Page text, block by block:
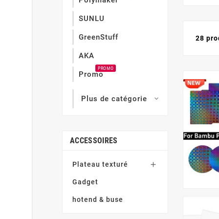
SUNLU
GreenStuff
AKA
Promo
PROMO
Plus de catégorie 
ACCESSOIRES
Plateau texturé 
Gadget
hotend & buse
28